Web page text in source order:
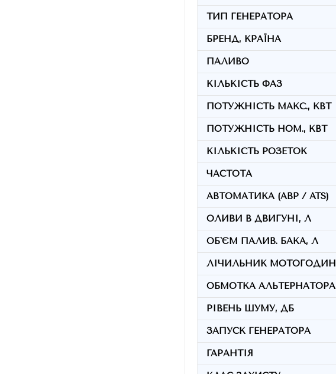
ТИП ГЕНЕРАТОРА
БРЕНД, КРАЇНА
ПАЛИВО
КІЛЬКІСТЬ ФАЗ
ПОТУЖНІСТЬ МАКС., КВТ
ПОТУЖНІСТЬ НОМ., КВТ
КІЛЬКІСТЬ РОЗЕТОК
ЧАСТОТА
АВТОМАТИКА (АВР / ATS)
ОЛИВИ В ДВИГУНІ, Л
ОБ`ЄМ ПАЛИВ. БАКА, Л
ЛІЧИЛЬНИК МОТОГОДИН
ОБМОТКА АЛЬТЕРНАТОРА
РІВЕНЬ ШУМУ, ДБ
ЗАПУСК ГЕНЕРАТОРА
ГАРАНТІЯ